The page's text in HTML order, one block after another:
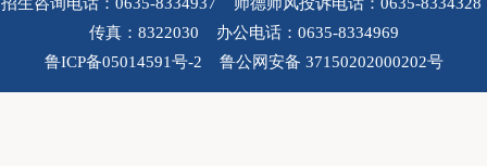
传真：8322030 办公电话：0635-8334969
鲁ICP备05014591号-2 鲁公网安备 37150202000202号